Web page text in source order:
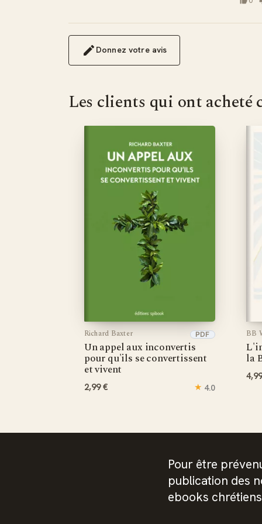
Donnez votre avis
Les clients qui ont acheté
Richard Baxter
Un appel aux inconvertis
pour qu'ils se convertissent
et vivent
PDF
2,99 € ★ 4.0
BB
la
Pour être
publication des
ebooks chrétiens